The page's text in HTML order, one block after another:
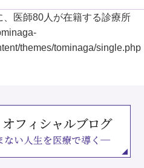
、医師80人が在籍する診療所
themes/tominaga/single.php